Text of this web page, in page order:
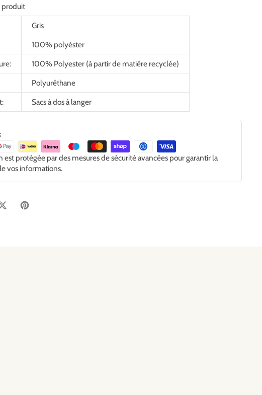
produit
Gris
100% polyéster
100% Polyester (à partir de matière recyclée)
Polyuréthane
Sacs à dos à langer
est protégée par des mesures de sécurité avancées pour garantir la
vos informations.